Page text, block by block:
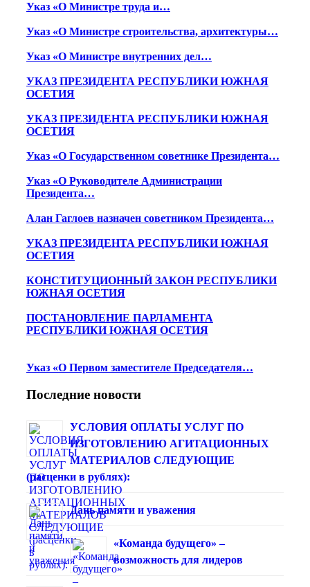
Указ «О Министре труда и…
Указ «О Министре строительства, архитектуры…
Указ «О Министре внутренних дел…
УКАЗ ПРЕЗИДЕНТА РЕСПУБЛИКИ ЮЖНАЯ
ОСЕТИЯ
УКАЗ ПРЕЗИДЕНТА РЕСПУБЛИКИ ЮЖНАЯ
ОСЕТИЯ
Указ «О Государственном советнике Президента…
Указ «О Руководителе Администрации
Президента…
Алан Гаглоев назначен советником Президента…
УКАЗ ПРЕЗИДЕНТА РЕСПУБЛИКИ ЮЖНАЯ
ОСЕТИЯ
КОНСТИТУЦИОННЫЙ ЗАКОН РЕСПУБЛИКИ
ЮЖНАЯ ОСЕТИЯ
ПОСТАНОВЛЕНИЕ ПАРЛАМЕНТА
РЕСПУБЛИКИ ЮЖНАЯ ОСЕТИЯ
Указ «О Первом заместителе Председателя…
Последние новости
УСЛОВИЯ ОПЛАТЫ УСЛУГ ПО
ИЗГОТОВЛЕНИЮ АГИТАЦИОННЫХ
МАТЕРИАЛОВ СЛЕДУЮЩИЕ
(расценки в рублях):
Дань памяти и уважения
«Команда будущего» –
возможность для лидеров